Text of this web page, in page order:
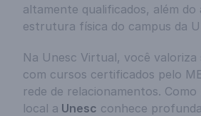
altamente qualificados, além do
estrutura física do campus da
Na Unesc Virtual, você
com cursos certificados pelo
rede de relacionamentos. Como
local a Unesc conhece